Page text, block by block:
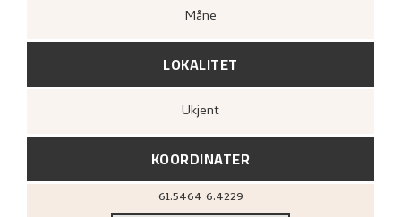
Måne
LOKALITET
Ukjent
KOORDINATER
61.5464 6.4229